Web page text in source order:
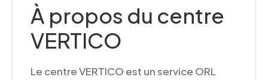
À propos du centre
VERTICO
Le centre VERTICO est un service ORL